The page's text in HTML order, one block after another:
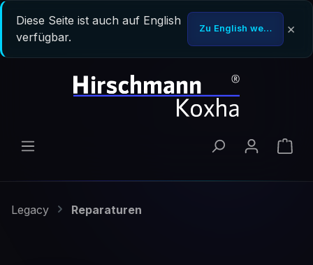
Zum Hauptinhalt springen
Diese Seite ist auch auf English
verfügbar.
Zu English wechseln ×
Legacy Reparaturen